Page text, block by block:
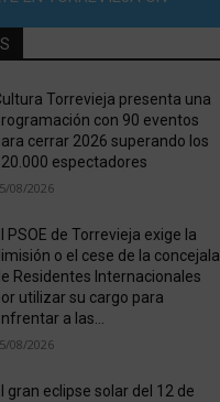
Torrevieja presenta una
con 90 eventos
cerrar 2026 superando los
espectadores
08/2026
PSOE de Torrevieja exige la
o el cese de la concejala
Residentes Internacionales
utilizar su cargo para
a las...
08/2026
gran eclipse solar del 12 de